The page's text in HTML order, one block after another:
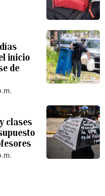
inicio
de
clases